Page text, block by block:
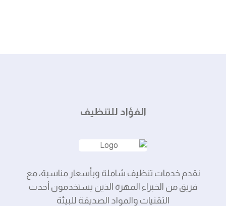
الفؤاد للتنظيف
نقدم خدمات تنظيف شاملة وبأسعار مناسبة، مع
فريق من الخبراء المهرة الذين يستخدمون أحدث
التقنيات والمواد الصديقة للبيئة